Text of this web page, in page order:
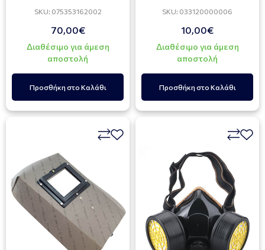
SKU: 075353162002
70,00€
Διαθέσιμο για άμεση
αποστολή
Προσθήκη στο Καλάθι
SKU: 033120000006
10,00€
Διαθέσιμο για άμεση
αποστολή
Προσθήκη στο Καλάθι